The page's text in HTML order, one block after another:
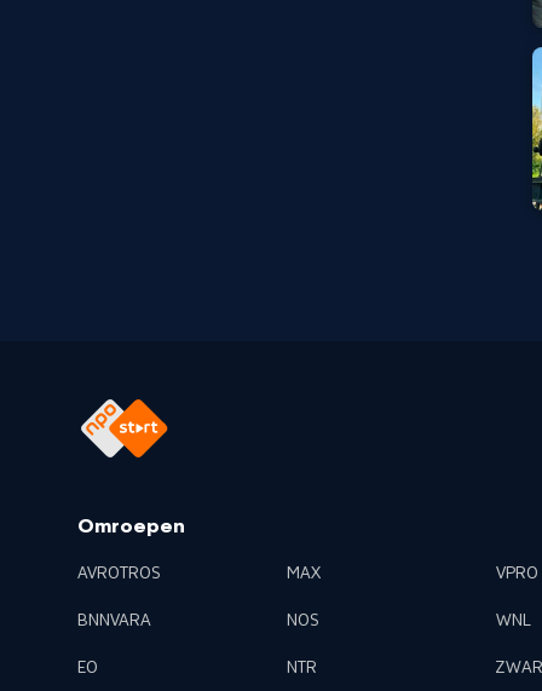
Omroepen
AVROTROS
BNNVARA
EO
MAX
NOS
NTR
VPRO
WNL